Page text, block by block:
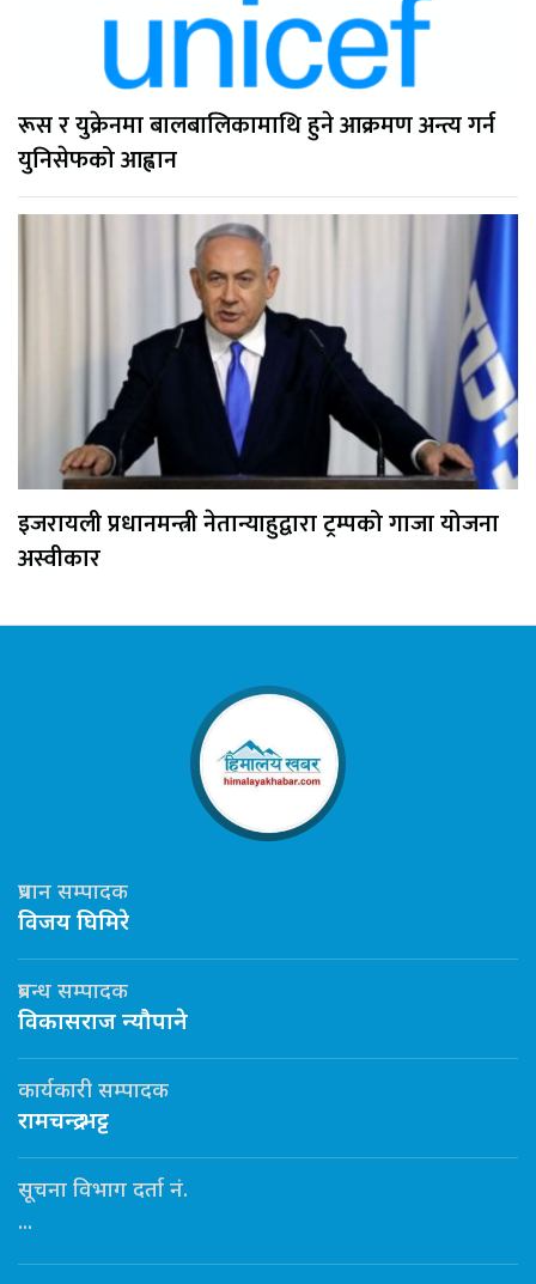
रूस र युक्रेनमा बालबालिकामाथि हुने आक्रमण अन्त्य गर्न
युनिसेफको आह्वान
इजरायली प्रधानमन्त्री नेतान्याहुद्वारा ट्रम्पको गाजा योजना
अस्वीकार
प्रधान सम्पादक
विजय घिमिरे
प्रबन्ध सम्पादक
विकासराज न्यौपाने
कार्यकारी सम्पादक
रामचन्द्र भट्ट
सूचना विभाग दर्ता नं.
...